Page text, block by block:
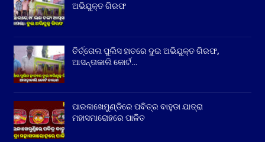
ଅଭିଯୁକ୍ତ ଗିରଫ
ତିର୍ତ୍ତୋଲ ପୁଲିସ ହାତରେ ଦୁଇ ଅଭିଯୁକ୍ତ ଗିରଫ,
ଆସନ୍ତାକାଲି କୋର୍ଟ…
ପାରଳାଖେମୁଣ୍ଡିରେ ପବିତ୍ର ବାହୁଡା ଯାତ୍ରା
ମହାସମାରୋହରେ ପାଳିତ